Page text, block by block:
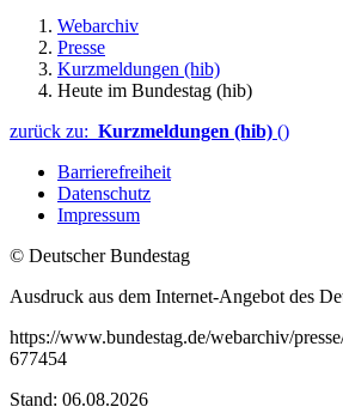
Webarchiv
Presse
Kurzmeldungen (hib)
Heute im Bundestag (hib)
zurück zu: Kurzmeldungen (hib) ()
Barrierefreiheit
Datenschutz
Impressum
© Deutscher Bundestag
Ausdruck aus dem Internet-Angebot des
https://www.bundestag.de/webarchiv/
677454
Stand: 06.08.2026